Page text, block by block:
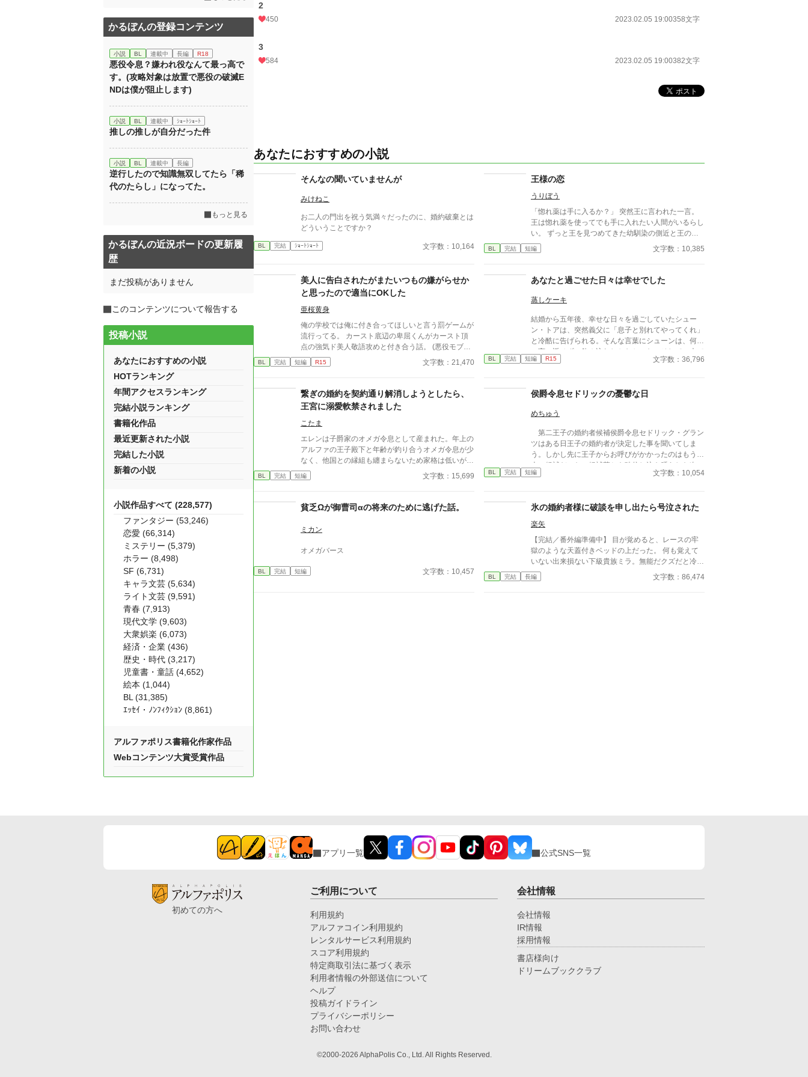
2
450 2023.02.05 19:00358文字
3
584 2023.02.05 19:00382文字
あなたにおすすめの小説
そんなの聞いていませんが
みけねこ
お二人の門出を祝う気満々だったのに、婚約破棄とは
どういうことですか？
BL 完結 ｼｮｰﾄｼｮｰﾄ 文字数：10,164
王様の恋
うりぼう
「惚れ薬は手に入るか？」 突然王に言われた一言。
王は惚れ薬を使ってでも手に入れたい人間がいるらし
い。 ずっと王を見つめてきた幼馴染の側近と王の
話。 ※エセ王国 ※エセファンタジー ※惚れ薬 ※異世
界トリップ表現が少しあります
BL 完結 短編 文字数：10,385
美人に告白されたがまたいつもの嫌がらせか
と思ったので適当にOKした
亜桜黄身
俺の学校では俺に付き合ってほしいと言う罰ゲームが
流行ってる。 カースト底辺の卑屈くんがカースト頂
点の強気ド美人敬語攻めと付き合う話。 (悪役モブ♀
が出てきます) (他サイトに2021年〜掲載済)
BL 完結 短編 R15 文字数：21,470
あなたと過ごせた日々は幸せでした
蒸しケーキ
結婚から五年後、幸せな日々を過ごしていたシュー
ン・トアは、突然義父に「息子と別れてやってくれ」
と冷酷に告げられる。そんな言葉にシューンは、何一
つ言い返せず、飲み込むしかなかった。そして、夫で
あるアインス・キールに離婚を切り出すが、アインス
BL 完結 短編 R15 文字数：36,796
繋ぎの婚約を契約通り解消しようとしたら、
王宮に溺愛軟禁されました
こたま
エレンは子爵家のオメガ令息として産まれた。年上の
アルファの王子殿下と年齢が釣り合うオメガ令息が少
なく、他国との縁組も纏まらないため家格は低いが繋
ぎとして一応婚約をしている。王子のことは兄のよう
に慕っており、初恋の人ではあるけれど、契約終了時
えていた。ところが婚約解消時期の直前に王子宮に軟
禁された。結婚を承諾するまでここから出さないと王
子から溢れるほどの愛を与えられる。ハッピーエンド
BL 完結 短編 文字数：15,699
侯爵令息セドリックの憂鬱な日
めちゅう
第二王子の婚約者候補侯爵令息セドリック・グラン
ツはある日王子の婚約者が決定した事を聞いてしま
う。しかし先に王子からお呼びがかかったのはもう一
人の候補だった。候補落ちを確信し泣き腫らした次の
日は憂鬱な気分で幕を開ける——— ーーーーーーー
BL 完結 短編 文字数：10,054
貧乏Ωが御曹司αの将来のために逃げた話。
ミカン
オメガバース
BL 完結 短編 文字数：10,457
氷の婚約者様に破談を申し出たら号泣された
楽矢
【完結／番外編準備中】 目が覚めると、レースの牢
獄のような天蓋付きベッドの上だった。 何も覚えて
いない出来損ない下級貴族ミラ。無能だクズだと冷酷
な罵詈雑言を浴びせてくる氷の騎士セティアス。 記
憶喪失から始まる、２人のファンタジー貴族ラブコメ
BL 完結 長編 文字数：86,474
かるぼんの登録コンテンツ
小説 BL 連載中 長編 R18
悪役令息？嫌われ役なんて最っ高で
す。(攻略対象は放置で悪役の破滅E
NDは僕が阻止します)
小説 BL 連載中 ｼｮｰﾄｼｮｰﾄ
推しの推しが自分だった件
小説 BL 連載中 長編
逆行したので知識無双してたら「稀
代のたらし」になってた。
もっと見る
かるぼんの近況ボードの更新履
歴
まだ投稿がありません
このコンテンツについて報告する
投稿小説
あなたにおすすめの小説
HOTランキング
年間アクセスランキング
完結小説ランキング
書籍化作品
最近更新された小説
完結した小説
新着の小説
小説作品すべて (228,577)
ファンタジー (53,246)
恋愛 (66,314)
ミステリー (5,379)
ホラー (8,498)
SF (6,731)
キャラ文芸 (5,634)
ライト文芸 (9,591)
青春 (7,913)
現代文学 (9,603)
大衆娯楽 (6,073)
経済・企業 (436)
歴史・時代 (3,217)
児童書・童話 (4,652)
絵本 (1,044)
BL (31,385)
ｴｯｾｲ・ﾉﾝﾌｨｸｼｮﾝ (8,861)
アルファポリス書籍化作家作品
Webコンテンツ大賞受賞作品
アプリ一覧 公式SNS一覧
初めての方へ
ご利用について
利用規約
アルファコイン利用規約
レンタルサービス利用規約
スコア利用規約
特定商取引法に基づく表示
利用者情報の外部送信について
ヘルプ
投稿ガイドライン
プライバシーポリシー
お問い合わせ
会社情報
会社情報
IR情報
採用情報
書店様向け
ドリームブッククラブ
©2000-2026 AlphaPolis Co., Ltd. All Rights Reserved.